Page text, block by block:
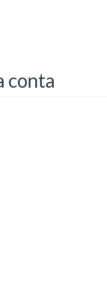
conta